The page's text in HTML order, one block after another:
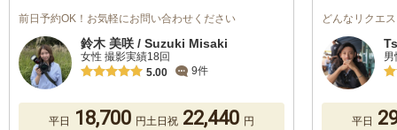
前日予約OK！お気軽にお問い合わせください
鈴木 美咲 / Suzuki Misaki
女性 撮影実績18回
5.00
9件
平日 18,700 円土日祝 22,440 円
どんなリクエ
男
平日